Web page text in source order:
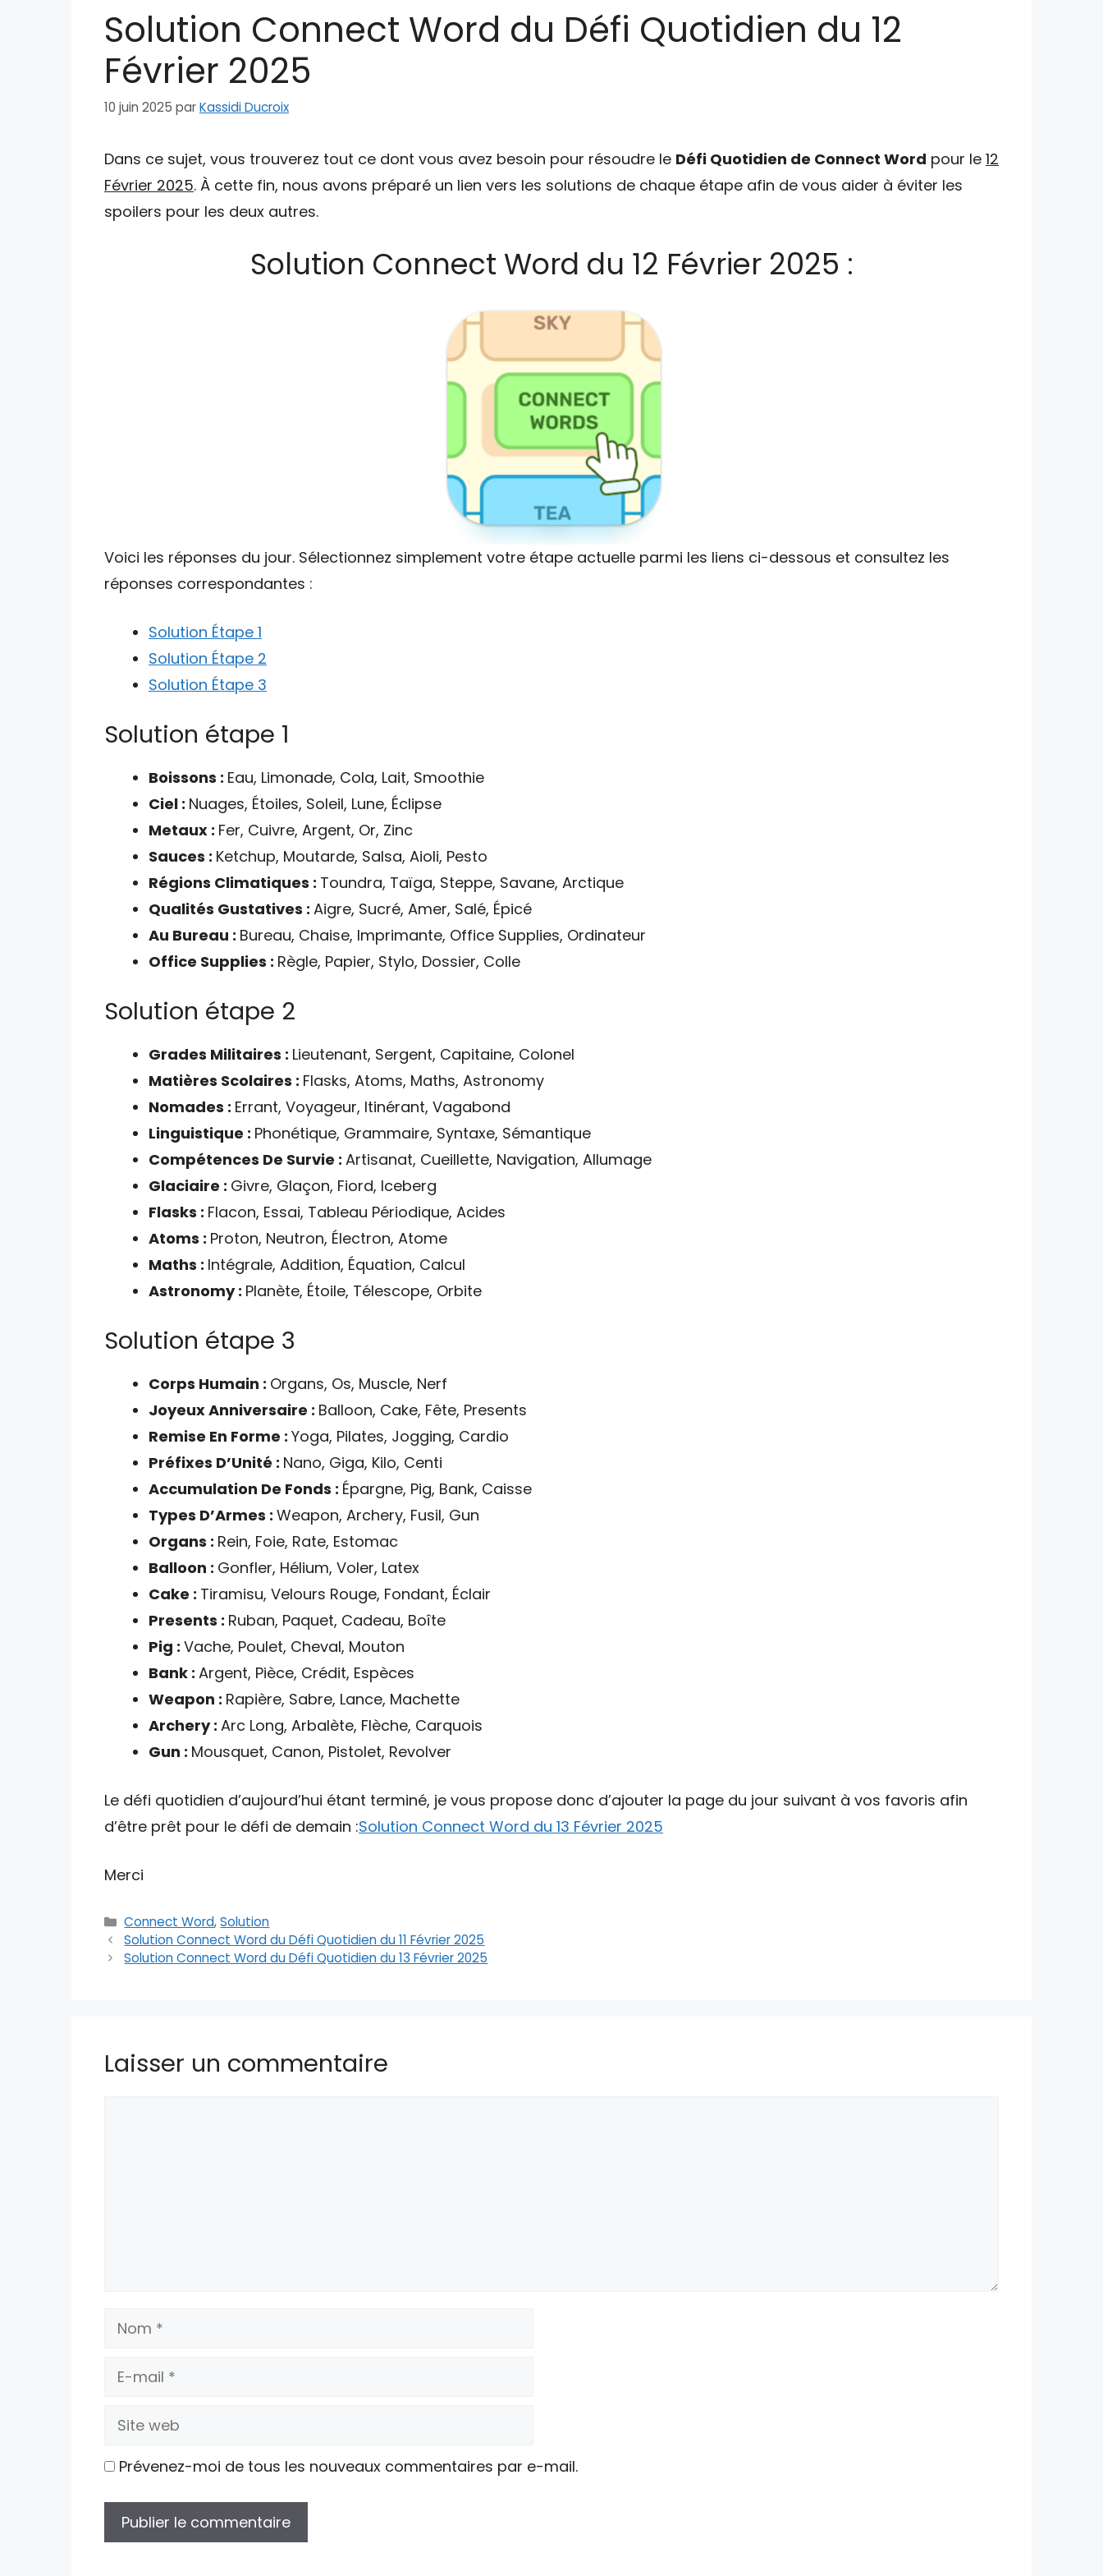
Solution Connect Word du Défi Quotidien du 12
Février 2025
10 juin 2025 parKassidi Ducroix
Dans ce sujet, vous trouverez tout ce dont vous avez besoin pour résoudre le Défi Quotidien de Connect Word pour le 12
Février 2025. À cette fin, nous avons préparé un lien vers les solutions de chaque étape afin de vous aider à éviter les
spoilers pour les deux autres.
Solution Connect Word du 12 Février 2025 :
Voici les réponses du jour. Sélectionnez simplement votre étape actuelle parmi les liens ci-dessous et consultez les
réponses correspondantes :
Solution Étape 1
Solution Étape 2
Solution Étape 3
Solution étape 1
Boissons : Eau, Limonade, Cola, Lait, Smoothie
Ciel : Nuages, Étoiles, Soleil, Lune, Éclipse
Metaux : Fer, Cuivre, Argent, Or, Zinc
Sauces : Ketchup, Moutarde, Salsa, Aioli, Pesto
Régions Climatiques : Toundra, Taïga, Steppe, Savane, Arctique
Qualités Gustatives : Aigre, Sucré, Amer, Salé, Épicé
Au Bureau : Bureau, Chaise, Imprimante, Office Supplies, Ordinateur
Office Supplies : Règle, Papier, Stylo, Dossier, Colle
Solution étape 2
Grades Militaires : Lieutenant, Sergent, Capitaine, Colonel
Matières Scolaires : Flasks, Atoms, Maths, Astronomy
Nomades : Errant, Voyageur, Itinérant, Vagabond
Linguistique : Phonétique, Grammaire, Syntaxe, Sémantique
Compétences De Survie : Artisanat, Cueillette, Navigation, Allumage
Glaciaire : Givre, Glaçon, Fiord, Iceberg
Flasks : Flacon, Essai, Tableau Périodique, Acides
Atoms : Proton, Neutron, Électron, Atome
Maths : Intégrale, Addition, Équation, Calcul
Astronomy : Planète, Étoile, Télescope, Orbite
Solution étape 3
Corps Humain : Organs, Os, Muscle, Nerf
Joyeux Anniversaire : Balloon, Cake, Fête, Presents
Remise En Forme : Yoga, Pilates, Jogging, Cardio
Préfixes D’Unité : Nano, Giga, Kilo, Centi
Accumulation De Fonds : Épargne, Pig, Bank, Caisse
Types D’Armes : Weapon, Archery, Fusil, Gun
Organs : Rein, Foie, Rate, Estomac
Balloon : Gonfler, Hélium, Voler, Latex
Cake : Tiramisu, Velours Rouge, Fondant, Éclair
Presents : Ruban, Paquet, Cadeau, Boîte
Pig : Vache, Poulet, Cheval, Mouton
Bank : Argent, Pièce, Crédit, Espèces
Weapon : Rapière, Sabre, Lance, Machette
Archery : Arc Long, Arbalète, Flèche, Carquois
Gun : Mousquet, Canon, Pistolet, Revolver
Le défi quotidien d’aujourd’hui étant terminé, je vous propose donc d’ajouter la page du jour suivant à vos favoris afin
d’être prêt pour le défi de demain :Solution Connect Word du 13 Février 2025
Merci
Catégories
Connect Word,Solution
Solution Connect Word du Défi Quotidien du 11 Février 2025
Solution Connect Word du Défi Quotidien du 13 Février 2025
Laisser un commentaire
Nom
E-
Site
Prévenez-moi de tous les nouveaux commentaires par e-mail.